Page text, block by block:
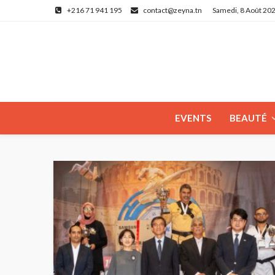
+216 71 941 195 contact@zeyna.tn Samedi, 8 Août
EVENTS BEAUTÉ